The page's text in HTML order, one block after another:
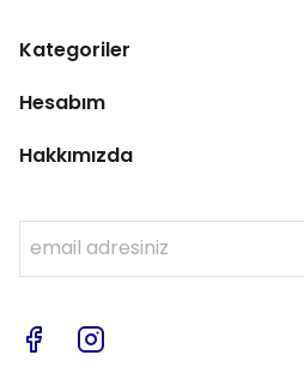
Kategoriler
Hesabım
Hakkımızda